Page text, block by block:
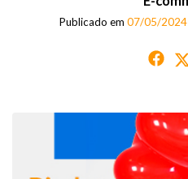
Publicado em 07/05/2024